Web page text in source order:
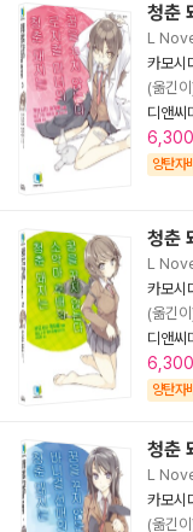
청춘
L
카모시
(옮긴
디앤씨
6,300
양탄자
청춘
L
카모시
(옮긴
디앤씨
6,300
양탄자
청춘
L
카모시
(옮긴